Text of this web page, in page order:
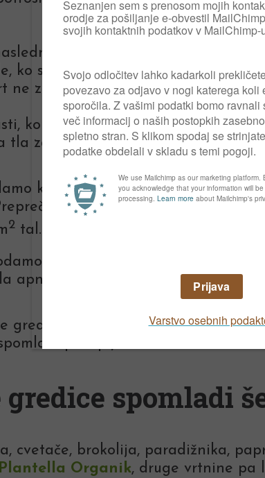
rastni sezoni izboljšuje rast
ko se temperatura v
ne zanašamo plevelov in bolezni.
ko je zemlja težka in slabo
tla zadostuje, da jih globoko
kamninsko mokoPlantella
izpiranje hranilnih snovi
2 tal.
tudi sredstvo za zmanjševanje
apnimo, storimo to jeseni, z
gredice posejali neprezimno oljno
pokopljemo v tla.
gredice spomladi
cvetače, brokolija, paradižnika,
Plantella Organik, druge vrtnine pa